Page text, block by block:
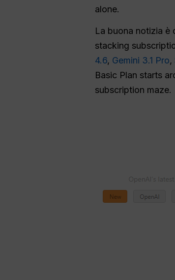
alone.
La buona notizia è
stacking
4.6, Gemini 3.1 Pro,
Basic Plan starts
subscription maze.